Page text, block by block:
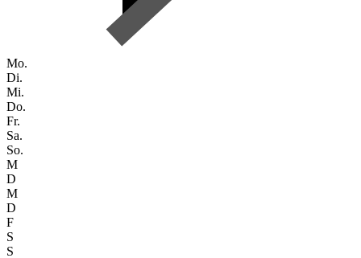
Mo.
Di.
Mi.
Do.
Fr.
Sa.
So.
M
D
M
D
F
S
S